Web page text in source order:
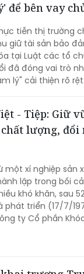
để bên vay
tiễn thị trường
giữ tài sản bảo
tại Luật các tổ
đã đóng vai trò
lý" cải thiện rõ
- Tiệp: Giữ
lượng,
một xí nghiệp sản
lập trong bối
khó khăn, sau
phát triển (17/7/
ty Cổ phần
câu chuyện tăng